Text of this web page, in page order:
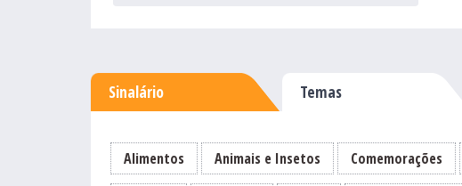
Sinalário Temas
Alimentos Animais e Insetos Comemorações